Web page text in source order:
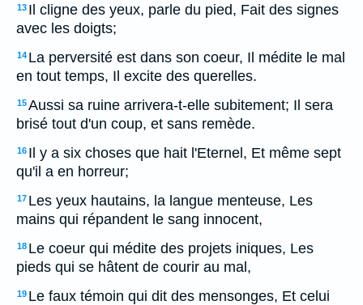
13 Il cligne des yeux, parle du pied, Fait des signes
avec les doigts;
14 La perversité est dans son coeur, Il médite le mal
en tout temps, Il excite des querelles.
15Aussi sa ruine arrivera-t-elle subitement; Il sera
brisé tout d'un coup, et sans remède.
16 Il y a six choses que hait l'Eternel, Et même sept
qu'il a en horreur;
17 Les yeux hautains, la langue menteuse, Les
mains qui répandent le sang innocent,
18 Le coeur qui médite des projets iniques, Les
pieds qui se hâtent de courir au mal,
19 Le faux témoin qui dit des mensonges, Et celui